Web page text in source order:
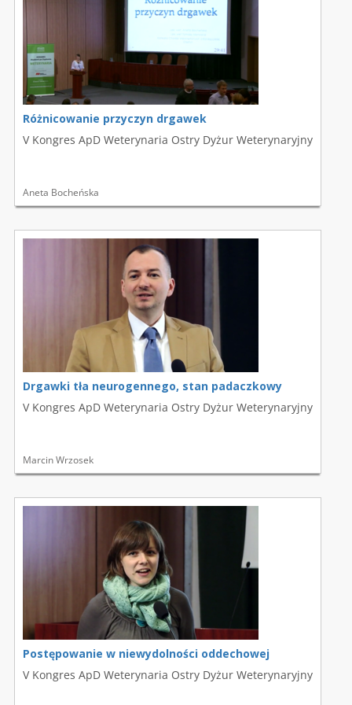
Różnicowanie przyczyn drgawek
V Kongres ApD Weterynaria Ostry Dyżur Weterynaryjny
Aneta Bocheńska
Drgawki tła neurogennego, stan padaczkowy
V Kongres ApD Weterynaria Ostry Dyżur Weterynaryjny
Marcin Wrzosek
Postępowanie w niewydolności oddechowej
V Kongres ApD Weterynaria Ostry Dyżur Weterynaryjny